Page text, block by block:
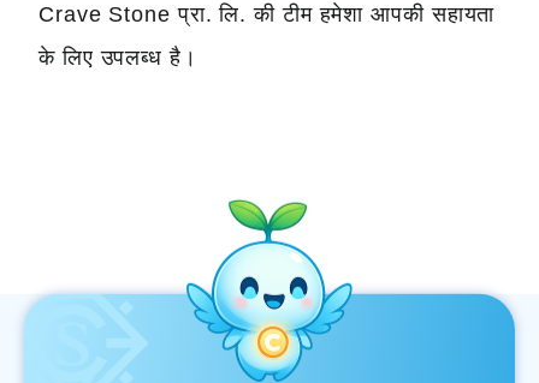
Crave Stone प्रा. लि. की टीम हमेशा आपकी सहायता
के लिए उपलब्ध है।